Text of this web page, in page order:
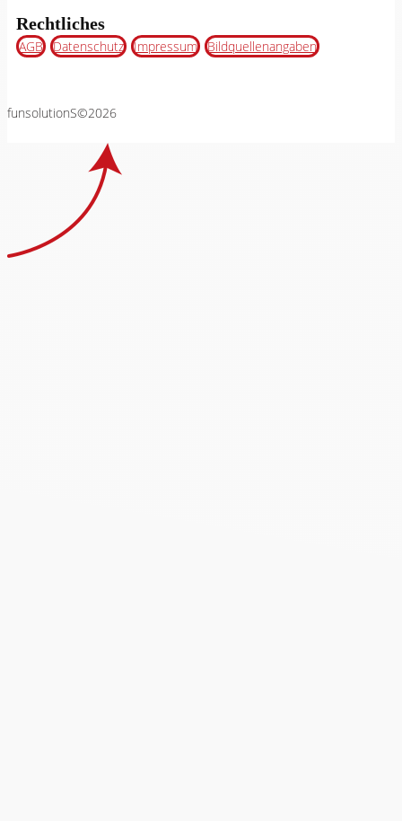
Rechtliches
AGB Datenschutz Impressum Bildquellenangaben
funsolutionS©2026